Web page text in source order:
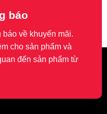
báo
về khuyến mãi.
cho sản phẩm và
đến sản phẩm từ